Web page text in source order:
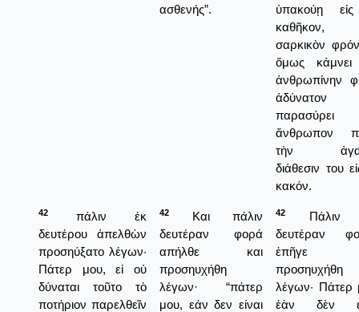
ασθενής”.
ὑπακούῃ
καθῆκον,
σαρκικὸν
ὅμως κάμνει
ἀνθρωπίνην
ἀδύνατον
παρασύρει
ἄνθρωπον
τὴν
διάθεσιν του
κακόν.
42
πάλιν ἐκ
δευτέρου ἀπελθὼν
προσηύξατο λέγων·
Πάτερ μου, εἰ οὐ
δύναται τοῦτο τὸ
ποτήριον παρελθεῖν
42
Και πάλιν
δευτέραν φορά
απήλθε και
προσηυχήθη
λέγων· “πάτερ
μου, εάν δεν είναι
42
Πάλιν
δευτέραν
ἐπῆγε
προσηυχήθη
λέγων· Πάτερ
ἐὰν δὲν